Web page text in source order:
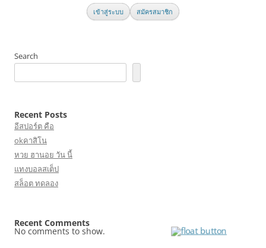
เข้าสู่ระบบ สมัครสมาชิก
Search
Recent Posts
อีสปอร์ต คือ
okคาสิโน
หวย ฮานอย วัน นี้
แทงบอลสเต็ป
สล็อต ทดลอง
Recent Comments
No comments to show.